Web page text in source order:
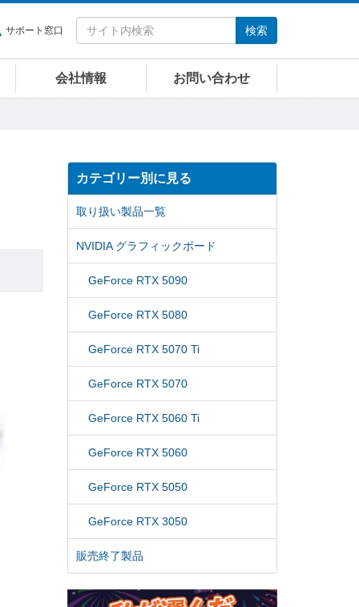
サポート窓口 検索
会社情報 お問い合わせ
カテゴリー別に見る
取り扱い製品一覧
NVIDIA グラフィックボード
GeForce RTX 5090
GeForce RTX 5080
GeForce RTX 5070 Ti
GeForce RTX 5070
GeForce RTX 5060 Ti
GeForce RTX 5060
GeForce RTX 5050
GeForce RTX 3050
販売終了製品